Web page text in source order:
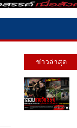
ข่าวล่าสุด